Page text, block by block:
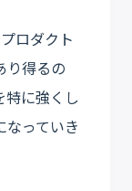
ロダクト
り得るの
特に強くし
なっていき